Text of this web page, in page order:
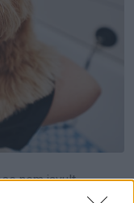
nem javult.